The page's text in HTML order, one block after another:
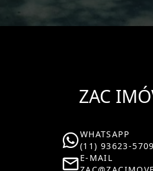
ZAC
WHATSAPP
(11) 93623-5709
E-MAIL